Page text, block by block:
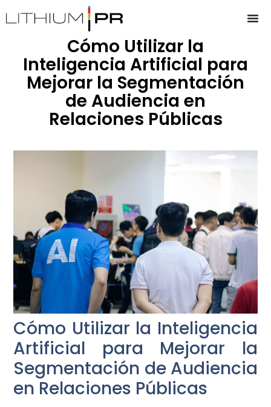
Cómo Utilizar la
Inteligencia Artificial para
Mejorar la Segmentación
de Audiencia en
Relaciones Públicas
Cómo Utilizar la Inteligencia
Artificial para Mejorar la
Segmentación de Audiencia
en Relaciones Públicas